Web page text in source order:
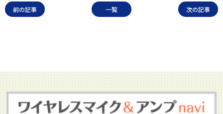
前の記事 一覧 次の記事